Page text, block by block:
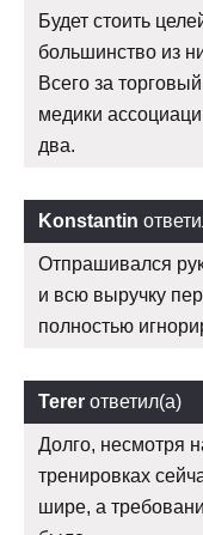
Будет стоить
большинство из
Всего за
медики
два.
Konstantin
Отпрашивался
и всю выручку
полностью
Terer ответил(а)
Долго, несмотря
тренировках
шире, а